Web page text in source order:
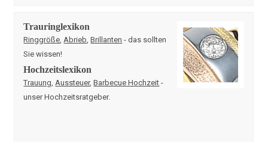
Trauringlexikon
Ringgröße,Abrieb,Brillanten - das sollten
Sie wissen!
Hochzeitslexikon
Trauung,Aussteuer,Barbecue Hochzeit -
unser Hochzeitsratgeber.